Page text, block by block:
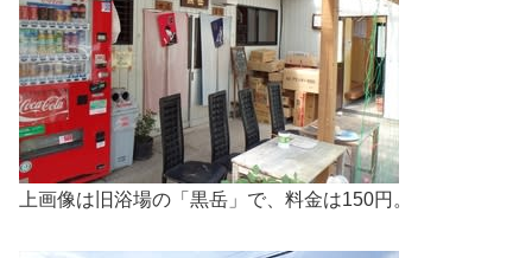
上画像は旧浴場の「黒岳」で、料金は150円。